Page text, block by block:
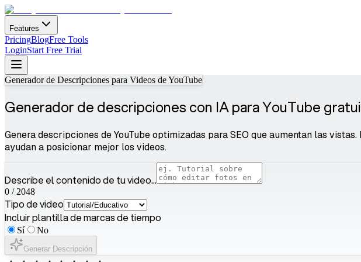
Features
PricingBlogFree Tools
LoginStart Free Trial
Generador de Descripciones para Videos de YouTube
Generador de descripciones con IA para YouTube
Genera descripciones de YouTube optimizadas para SEO que aumentan las
ayudan a posicionar mejor los videos.
Describe el contenido de tu video...
0 / 2048
Tipo de video
Incluir plantilla de marcas de tiempo
Sí No
Generar Descripción